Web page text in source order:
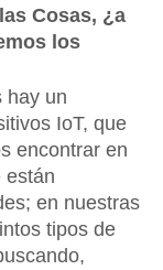
Cosas, ¿a
los
hay un
IoT, que
encontrar en
están
en nuestras
tipos de